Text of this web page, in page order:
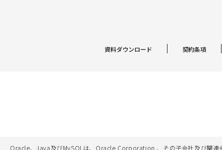
資料ダウンロード 契約条項
Oracle、Java及びMySQLは、Oracle Corporation 、その子会社及び関連